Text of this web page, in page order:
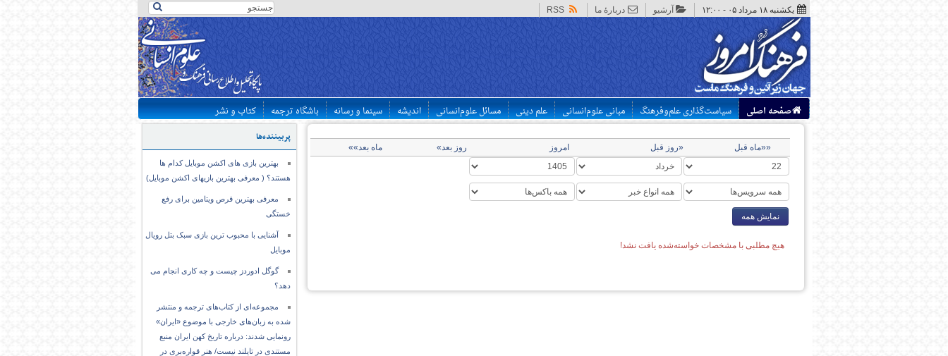
یکشنبه ۱۸ مرداد ۰۵ - ۱۲:۰۰ آرشیو دربارهٔ ما RSS
صفحه اصلی سیاست‌گذاری علم‌وفرهنگ مبانی علوم‌انسانی علم دینی مسائل علوم‌انسانی اندیشه سینما و رسانه باشگاه ترجمه کتاب و نشر
پربیننده‌ها
بهترین بازی های اکشن موبایل کدام ها
هستند؟ ( معرفی بهترین بازیهای اکشن موبایل)
معرفی بهترین قرص ویتامین برای رفع
خستگی
آشنایی با محبوب ترین بازی سبک بتل رویال
موبایل
گوگل ادوردز چیست و چه کاری انجام می
دهد؟
مجموعه‌ای از کتاب‌های ترجمه و منتشر
شده به زبان‌های خارجی با موضوع «ایران»
رونمایی شدند: درباره تاریخ کهن ایران منبع
مستندی در تایلند نیست/ هنر قواره‌بری در
««ماه قبل «روز قبل امروز روز بعد» ماه بعد»»
نمایش همه
هیچ مطلبی با مشخصات خواسته‌شده یافت نشد!